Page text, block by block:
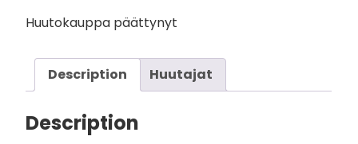
Huutokauppa päättynyt
Description Huutajat
Description